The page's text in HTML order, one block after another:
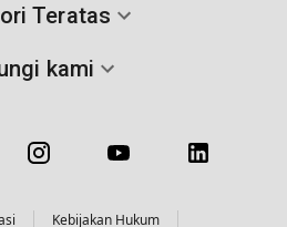
Teratas
kami
Kebijakan Hukum